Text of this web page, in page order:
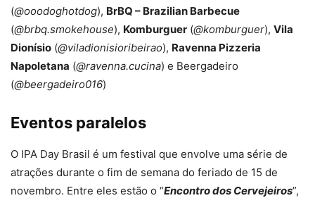
(@ooodoghotdog), BrBQ – Brazilian Barbecue
(@brbq.smokehouse), Komburguer (@komburguer), Vila
Dionísio (@viladionisioribeirao), Ravenna Pizzeria
Napoletana (@ravenna.cucina) e Beergadeiro
(@beergadeiro016)
Eventos paralelos
O IPA Day Brasil é um festival que envolve uma série de
atrações durante o fim de semana do feriado de 15 de
novembro. Entre eles estão o “Encontro dos Cervejeiros”,